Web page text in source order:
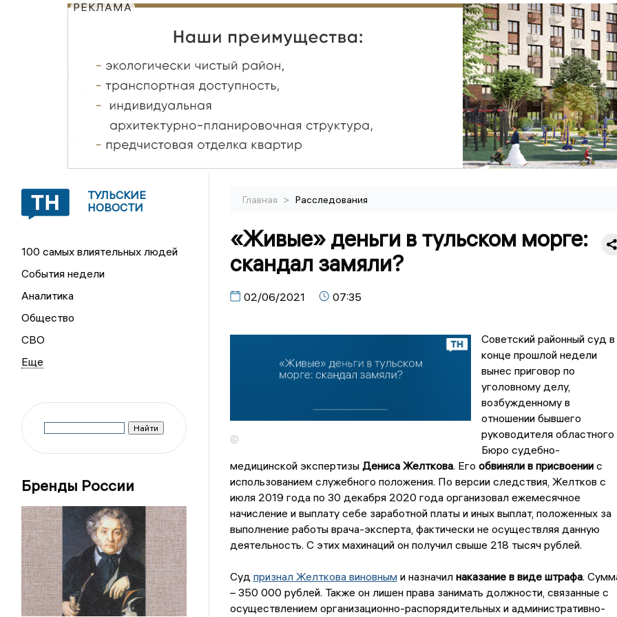
РЕКЛАМА
ТУЛЬСКИЕ
НОВОСТИ
100 самых влиятельных людей
События недели
Аналитика
Общество
СВО
Бренды России
Главная > Расследования
«Живые» деньги в тульском морге:
скандал замяли?
02/06/2021 07:35
©
Советский районный суд в
конце прошлой недели
вынес приговор по
уголовному делу,
возбужденному в
отношении бывшего
руководителя областного
Бюро судебно-
медицинской экспертизы Дениса Желткова. Его обвиняли в присвоениис
использованием служебного положения. По версии следствия, Желтков с
июля 2019 года по 30 декабря 2020 года организовал ежемесячное
начисление и выплату себе заработной платы и иных выплат, положенных за
выполнение работы врача-эксперта, фактически не осуществляя данную
деятельность. С этих махинаций он получил свыше 218 тысяч рублей.
Суд признал Желткова виновными назначил наказание в виде штрафа.
– 350 000 рублей. Также он лишен права занимать должности, связанные с
осуществлением организационно-распорядительных и административно-